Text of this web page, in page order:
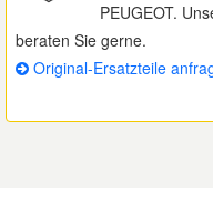
PEUGEOT.
beraten Sie gerne.
Original-Ersatzteile